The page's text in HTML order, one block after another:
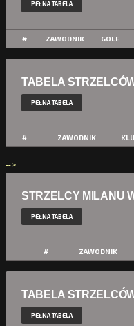
PEŁNA TABELA
# ZAWODNIK GOLE
TABELA
PEŁNA TABELA
# ZAWODNIK
-->
STRZELCY MILANU
PEŁNA TABELA
# ZAWODNIK
TABELA
PEŁNA TABELA